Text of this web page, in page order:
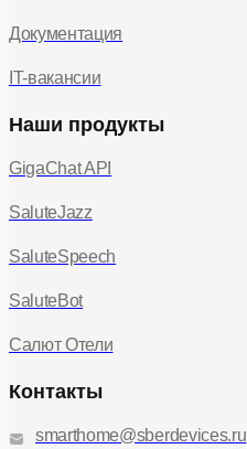
Документация
IT-вакансии
Наши продукты
GigaChat API
SaluteJazz
SaluteSpeech
SaluteBot
Салют Отели
Контакты
smarthome@sberdevices.ru